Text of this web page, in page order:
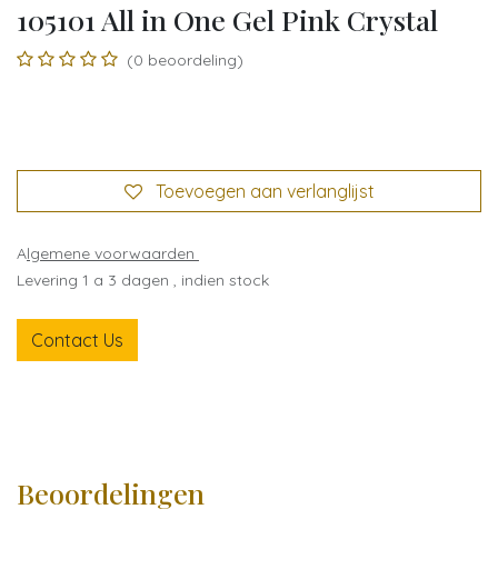
105101 All in One Gel Pink Crystal
(0 beoordeling)
Toevoegen aan verlanglijst
Algemene voorwaarden
Levering 1 a 3 dagen , indien stock
Contact Us
Beoordelingen